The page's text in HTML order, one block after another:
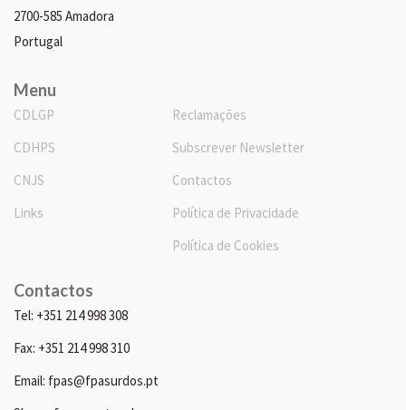
2700-585 Amadora
Portugal
Menu
CDLGP
CDHPS
CNJS
Links
Reclamações
Subscrever Newsletter
Contactos
Política de Privacidade
Política de Cookies
Contactos
Tel: +351 214 998 308
Fax: +351 214 998 310
Email: fpas@fpasurdos.pt